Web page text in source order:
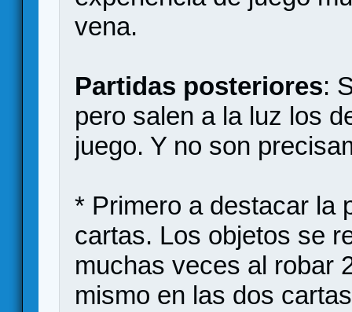
vena.
Partidas posteriores:
pero salen a la luz los
juego. Y no son
* Primero a destacar la
cartas. Los objetos se
muchas veces al robar
mismo en las dos